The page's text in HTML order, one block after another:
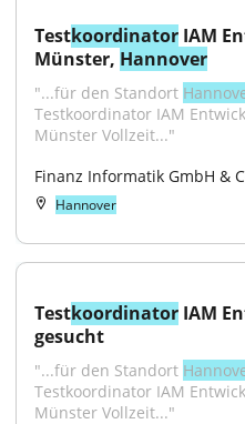
Testkoordinator IAM
Münster, Hannover
"...für den Standort
Testkoordinator IAM
Münster Vollzeit..."
Finanz Informatik GmbH &
Hannover
Testkoordinator IAM
gesucht
"...für den Standort
Testkoordinator IAM
Münster Vollzeit..."